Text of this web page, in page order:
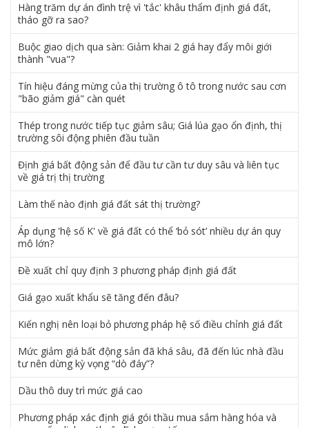
Hàng trăm dự án đình trệ vì 'tắc' khâu thẩm định giá đất,
tháo gỡ ra sao?
Buộc giao dịch qua sàn: Giảm khai 2 giá hay đẩy môi giới
thành "vua"?
Tín hiệu đáng mừng của thị trường ô tô trong nước sau cơn
"bão giảm giá" càn quét
Thép trong nước tiếp tục giảm sâu; Giá lúa gạo ổn định, thị
trường sôi động phiên đầu tuần
Định giá bất động sản để đầu tư cần tư duy sâu và liên tục
về giá trị thị trường
Làm thế nào định giá đất sát thị trường?
Áp dụng 'hệ số K' về giá đất có thể ‘bỏ sót’ nhiều dự án quy
mô lớn?
Đề xuất chỉ quy định 3 phương pháp định giá đất
Giá gạo xuất khẩu sẽ tăng đến đâu?
Kiến nghị nên loại bỏ phương pháp hệ số điều chỉnh giá đất
Mức giảm giá bất động sản đã khá sâu, đã đến lúc nhà đầu
tư nên dừng kỳ vọng “dò đáy”?
Dầu thô duy trì mức giá cao
Phương pháp xác định giá gói thầu mua sắm hàng hóa và